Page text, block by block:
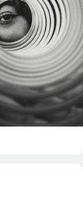
成了